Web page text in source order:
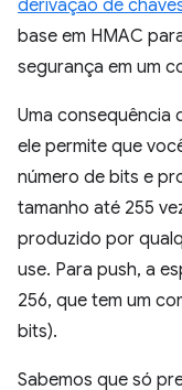
derivação de
base em HMAC
segurança em um
Uma consequência
ele permite que
número de bits e
tamanho até 255
produzido por
use. Para push, a
256, que tem um
bits).
Sabemos que só